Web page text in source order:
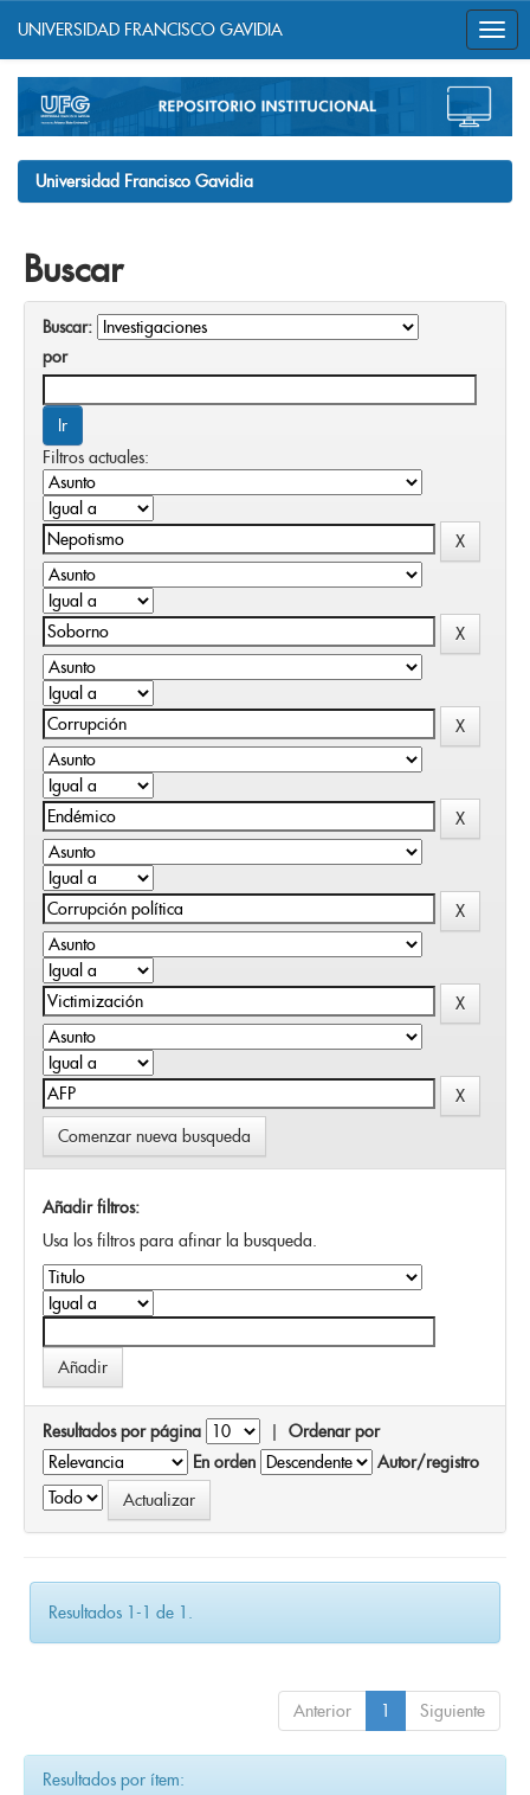
navigation
UNIVERSIDAD FRANCISCO GAVIDIA
Universidad Francisco Gavidia
Buscar
Buscar:
por
Filtros actuales:
Comenzar nueva busqueda
Añadir filtros:
Usa los filtros para afinar la busqueda.
Resultados por página | Ordenar por
En orden
Autor/registro
Resultados 1-1 de 1.
Anterior 1 Siguiente
Resultados por ítem: